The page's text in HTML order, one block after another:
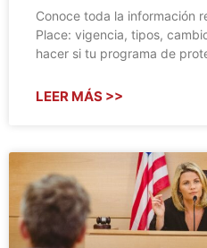
Conoce toda la información
Place: vigencia, tipos,
hacer si tu programa de
LEER MÁS >>